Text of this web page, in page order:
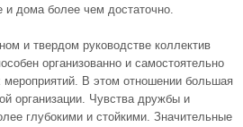
дома более чем достаточно.
и твердом руководстве коллектив
организованно и самостоятельно
мероприятий. В этом отношении большая
организации. Чувства дружбы и
глубокими и стойкими. Значительные